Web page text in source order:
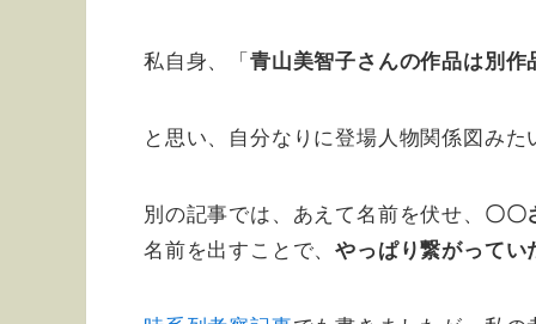
私自身、「青山美智子さんの作品は別作
と思い、自分なりに登場人物関係図み
別の記事では、あえて名前を伏せ、 〇〇
名前を出すことで、やっぱり繋がってい